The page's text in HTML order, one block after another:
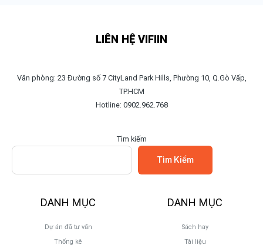
LIÊN HỆ VIFIIN
Văn phòng: 23 Đường số 7 CityLand Park Hills, Phường 10, Q.Gò Vấp,
TP.HCM
Hotline: 0902.962.768
Tìm kiếm
Tìm Kiếm
DANH MỤC
Dự án đã tư vấn
Thống kê
DANH MỤC
Sách hay
Tài liệu